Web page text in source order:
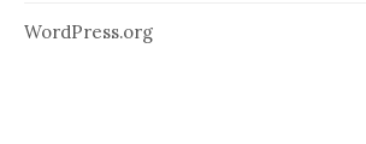
WordPress.org